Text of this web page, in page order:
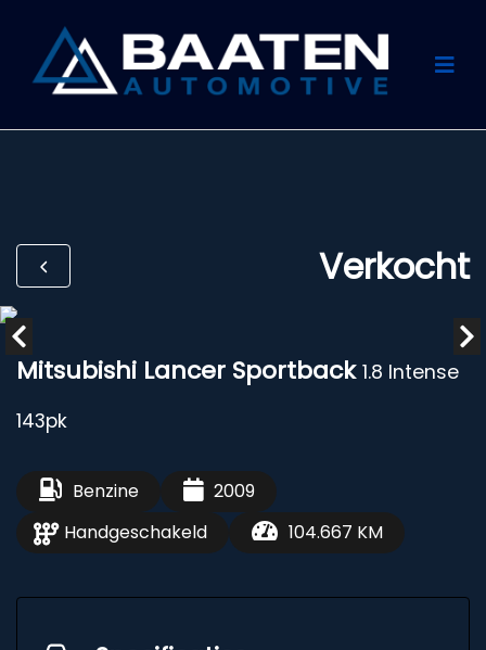
Verkocht
Mitsubishi Lancer Sportback 1.8 Intense
143pk
Benzine
2009
Handgeschakeld
104.667 KM